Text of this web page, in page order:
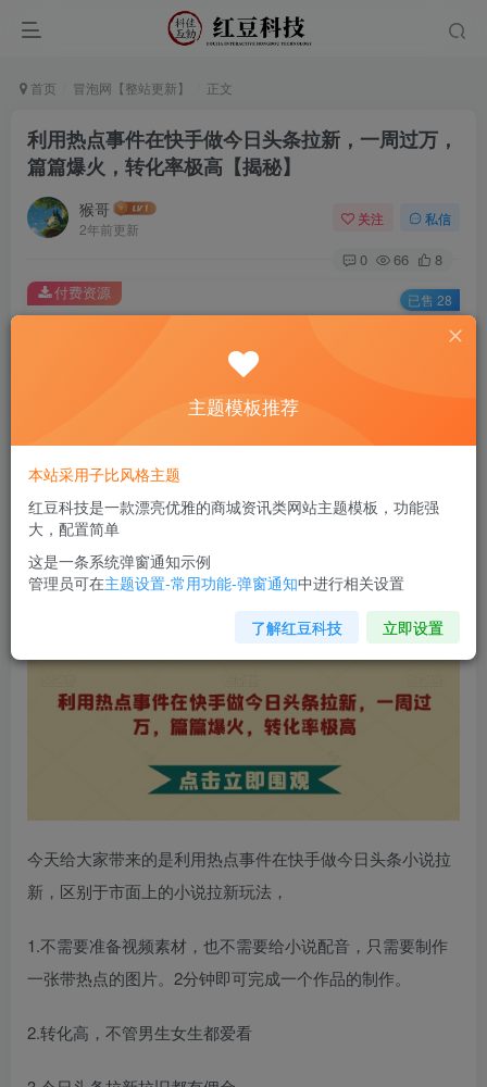
首页 冒泡网【整站更新】 正文
利用热点事件在快手做今日头条拉新，一周过万，
篇篇爆火，转化率极高【揭秘】
猴哥
2年前更新
关注 私信
0 66 8
此内容为付费资源，请付费后查看
￥9.9
您当前未登录！建议登陆后购买，可保存购买订单
付费资源 已售 28
利用热点事件在快手做今日头条拉新，一周过万，篇篇爆
今天给大家带来的是利用热点事件在快手做今日头条小说拉
新，区别于市面上的小说拉新玩法，
1.不需要准备视频素材，也不需要给小说配音，只需要制作
一张带热点的图片。2分钟即可完成一个作品的制作。
2.转化高，不管男生女生都爱看
主题模板推荐
本站采用子比风格主题
红豆科技是一款漂亮优雅的商城资讯类网站主题模板，功能强
大，配置简单
这是一条系统弹窗通知示例
管理员可在主题设置-常用功能-弹窗通知中进行相关设置
了解红豆科技 立即设置